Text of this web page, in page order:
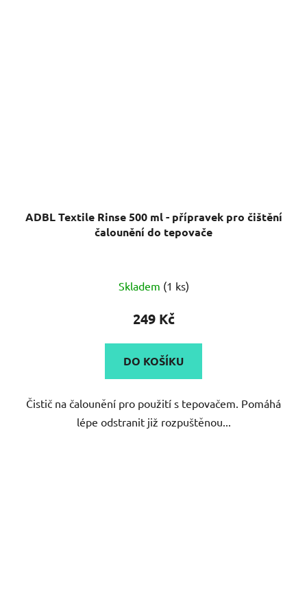
ADBL Textile Rinse 500 ml - přípravek pro čištění
čalounění do tepovače
hodnocení
produktu
5,0
z
hvězdiček.
Skladem (1 ks)
249 Kč
DO KOŠÍKU
Čistič na čalounění pro použití s tepovačem. Pomáhá
lépe odstranit již rozpuštěnou...